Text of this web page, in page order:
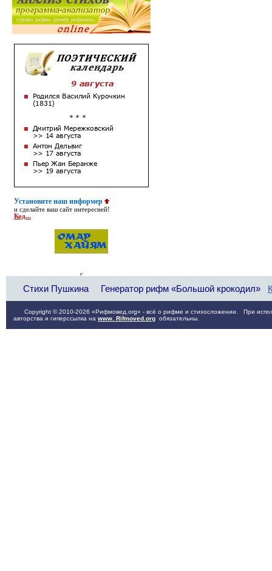
Установите наш информер
и сделайте ваш сайт интересней!
Код...
Стихи Пушкина Генератор рифм «Большой крокодил»
Copyright © 2010-2026 «Рифмовед.org» - всё о рифме и стихосложении. При
авторства и гиперссылка на www. Rifmoved.org обязательны.